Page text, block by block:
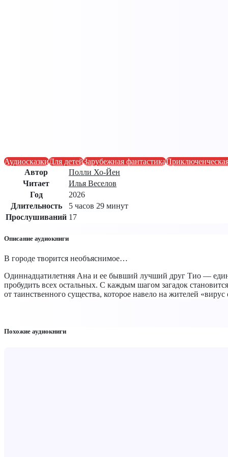
АудиосказкиДля детейЗарубежная фантастика
Автор
Полли Хо-Йен
Читает
Илья Веселов
Год
2026
Длительность
5 часов 29 минут
Прослушиваний 17
Описание аудиокниги
В городе творится необъяснимое…
Одиннадцатилетняя Ана и ее бывший лучший друг Тио —
пробудить всех остальных. С каждым шагом загадок
от таинственного существа, которое навело на жителей «вирус
Похожие аудиокниги